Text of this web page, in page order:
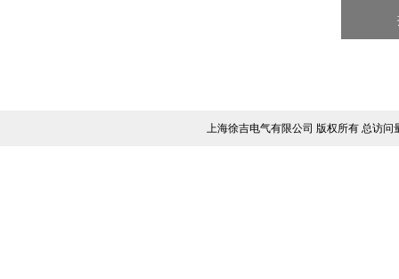
上海徐吉电气有限公司 版权所有 总访问